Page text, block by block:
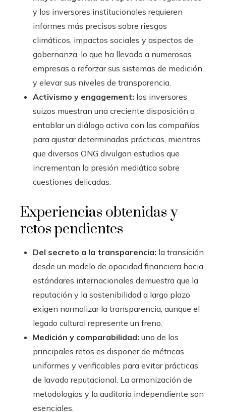
y los inversores institucionales requieren
informes más precisos sobre riesgos
climáticos, impactos sociales y aspectos de
gobernanza, lo que ha llevado a numerosas
empresas a reforzar sus sistemas de medición
y elevar sus niveles de transparencia.
Activismo y engagement: los inversores
suizos muestran una creciente disposición a
entablar un diálogo activo con las compañías
para ajustar determinadas prácticas, mientras
que diversas ONG divulgan estudios que
incrementan la presión mediática sobre
cuestiones delicadas.
Experiencias obtenidas y
retos pendientes
Del secreto a la transparencia: la transición
desde un modelo de opacidad financiera hacia
estándares internacionales demuestra que la
reputación y la sostenibilidad a largo plazo
exigen normalizar la transparencia, aunque el
legado cultural represente un freno.
Medición y comparabilidad: uno de los
principales retos es disponer de métricas
uniformes y verificables para evitar prácticas
de lavado reputacional. La armonización de
metodologías y la auditoría independiente son
esenciales.